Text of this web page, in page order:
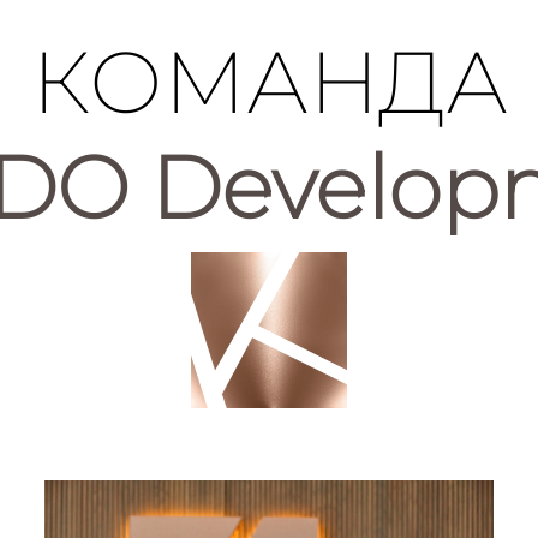
КОМАНДА